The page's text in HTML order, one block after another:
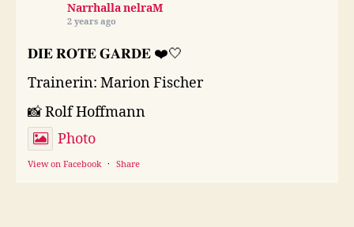
Narrhalla nelraM
2 years ago
𝐃𝐈𝐄 𝐑𝐎𝐓𝐄 𝐆𝐀𝐑𝐃𝐄 ❤️🤍
Trainerin: Marion Fischer
📸 Rolf Hoffmann
Photo
View on Facebook · Share